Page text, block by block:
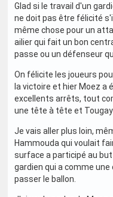
Glad si le travail d'un
ne doit pas être félicité
même chose pour un
ailier qui fait un bon
passe ou un défenseur
On félicite les joueurs
la victoire et hier Moez a
excellents arrêts, tout
une tête à tête et Tougay
Je vais aller plus loin,
Hammouda qui voulait
surface a participé au
gardien qui a comme
passer le ballon.